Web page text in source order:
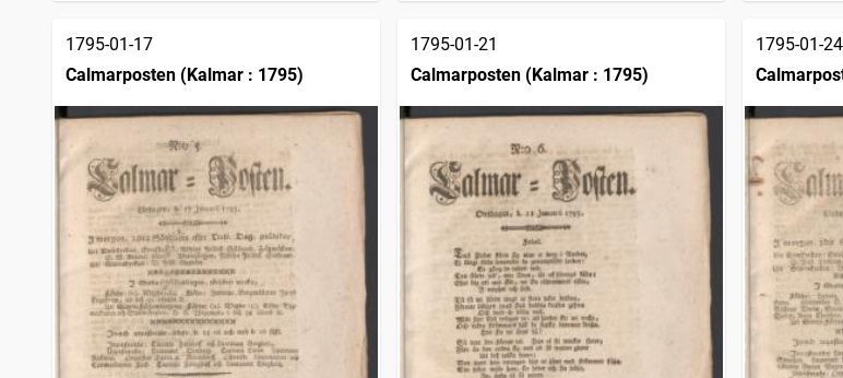
1795-01-17
Calmarposten (Kalmar : 1795)
1795-01-21
Calmarposten (Kalmar : 1795)
1795-01-24